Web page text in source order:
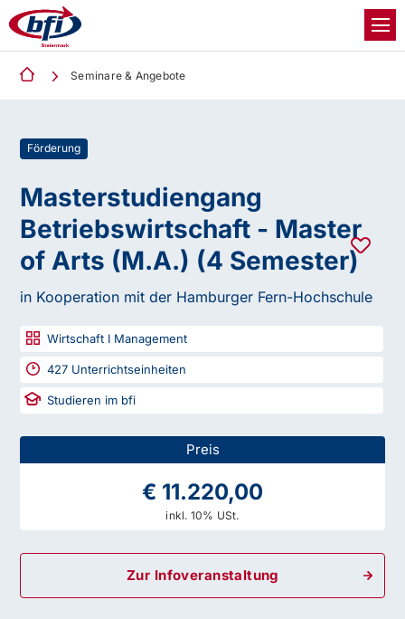
Seminare & Angebote
Förderung
Masterstudiengang
Betriebswirtschaft - Master
of Arts (M.A.) (4 Semester)
in Kooperation mit der Hamburger Fern-Hochschule
Wirtschaft I Management
427 Unterrichtseinheiten
Studieren im bfi
Preis
€ 11.220,00
inkl. 10% USt.
Zur Infoveranstaltung